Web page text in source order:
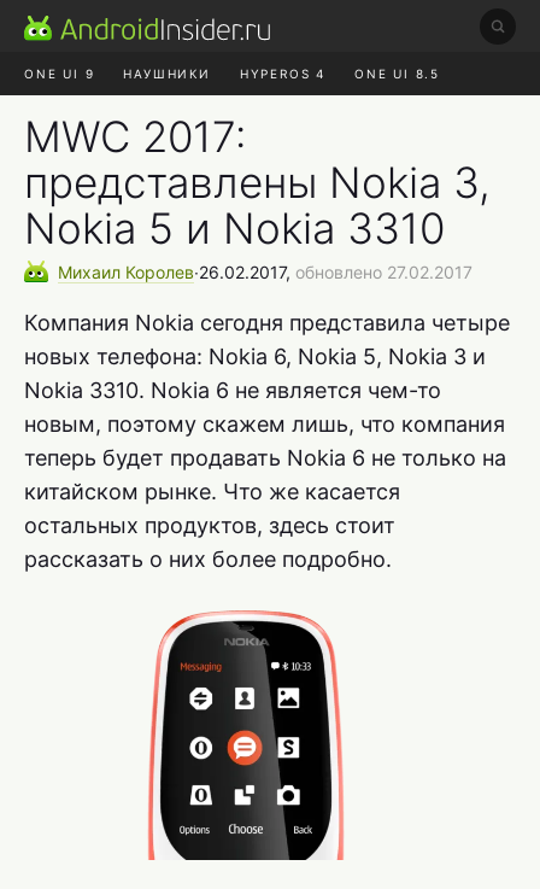
ONE UI 9 НАУШНИКИ HYPEROS 4 ONE UI 8.5
MWC 2017:
представлены Nokia 3,
Nokia 5 и Nokia 3310
Михаил Королев∙26.02.2017, обновлено 27.02.2017
Компания Nokia сегодня представила четыре
новых телефона: Nokia 6, Nokia 5, Nokia 3 и
Nokia 3310. Nokia 6 не является чем-то
новым, поэтому скажем лишь, что компания
теперь будет продавать Nokia 6 не только на
китайском рынке. Что же касается
остальных продуктов, здесь стоит
рассказать о них более подробно.